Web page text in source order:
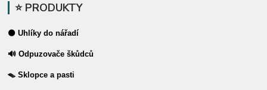
⭐ PRODUKTY
⚫ Uhlíky do nářadí
🔊 Odpuzovače škůdců
🪤 Sklopce a pasti